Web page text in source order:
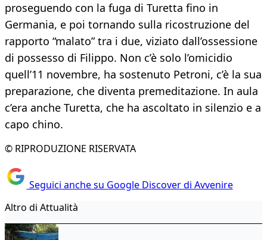
proseguendo con la fuga di Turetta fino in
Germania, e poi tornando sulla ricostruzione del
rapporto “malato” tra i due, viziato dall’ossessione
di possesso di Filippo. Non c’è solo l’omicidio
quell’11 novembre, ha sostenuto Petroni, c’è la sua
preparazione, che diventa premeditazione. In aula
c’era anche Turetta, che ha ascoltato in silenzio e a
capo chino.
© RIPRODUZIONE RISERVATA
Seguici anche su Google Discover di Avvenire
Altro di Attualità